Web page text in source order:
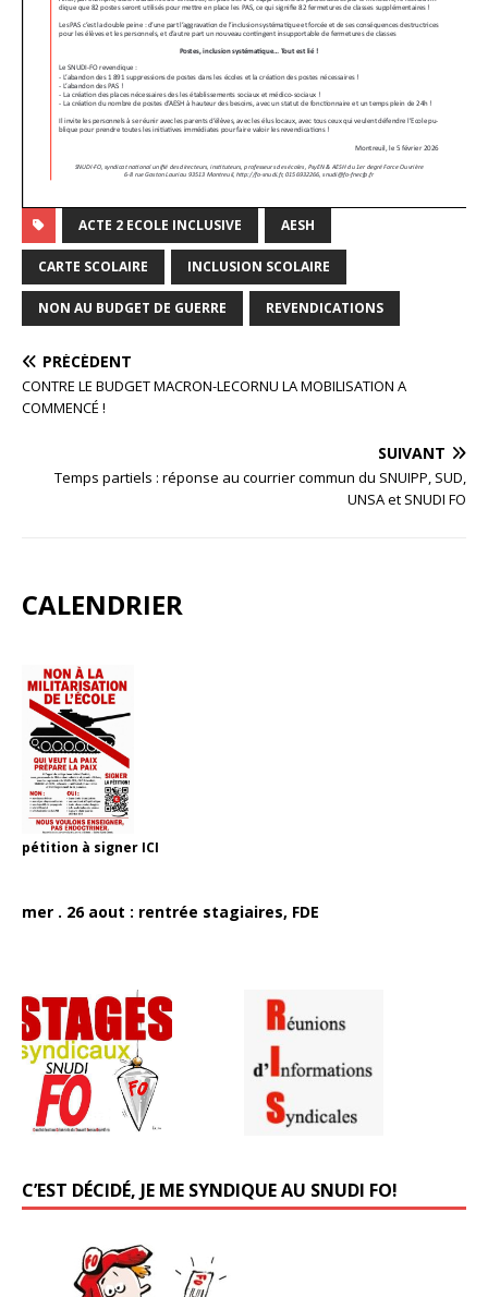
ACTE 2 ECOLE INCLUSIVE AESH
CARTE SCOLAIRE INCLUSION SCOLAIRE
NON AU BUDGET DE GUERRE REVENDICATIONS
PRÉCÉDENT
CONTRE LE BUDGET MACRON-LECORNU LA MOBILISATION A
COMMENCÉ !
SUIVANT
Temps partiels : réponse au courrier commun du SNUIPP, SUD,
UNSA et SNUDI FO
CALENDRIER
pétition à signer ICI
mer . 26 aout : rentrée stagiaires, FDE
C’EST DÉCIDÉ, JE ME SYNDIQUE AU SNUDI FO!